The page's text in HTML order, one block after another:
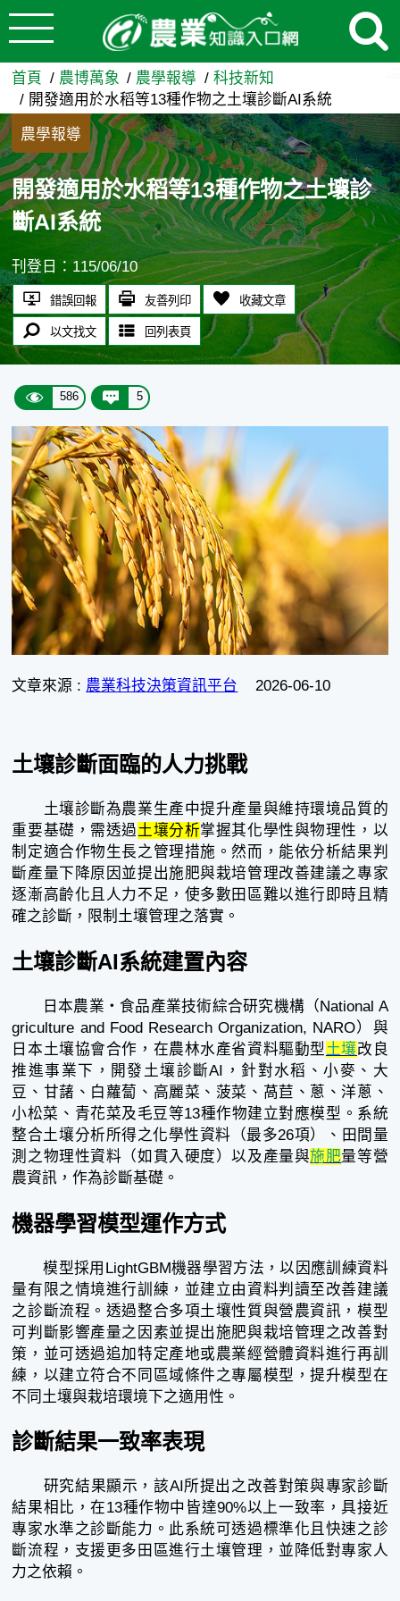
跳到主要內容
開發適用於水稻等13種作物
首頁 農博萬象 農學報導
科技新知
開發適用於水稻等13種作物之土壤診斷AI系統
農學報導
開發適用於水稻等13種作物之土壤診
斷AI系統
刊登日：115/06/10
錯誤回報 友善列印 收藏文章
以文找文 回列表頁
586 5
文章來源 : 農業科技決策資訊平台 2026-06-10
土壤診斷面臨的人力挑戰
土壤診斷為農業生產中提升產量與維持環境品質的
重要基礎，需透過土壤分析掌握其化學性與物理性，以
制定適合作物生長之管理措施。然而，能依分析結果判
斷產量下降原因並提出施肥與栽培管理改善建議之專家
逐漸高齡化且人力不足，使多數田區難以進行即時且精
確之診斷，限制土壤管理之落實。
土壤診斷AI系統建置內容
日本農業・食品產業技術綜合研究機構（National A
griculture and Food Research Organization, NARO）與
日本土壤協會合作，在農林水產省資料驅動型 土壤改良
推進事業下，開發土壤診斷AI，針對水稻、小麥、大
豆、甘藷、白蘿蔔、高麗菜、菠菜、萵苣、蔥、洋蔥、
小松菜、青花菜及毛豆等13種作物建立對應模型。系統
整合土壤分析所得之化學性資料（最多26項）、田間量
測之物理性資料（如貫入硬度）以及產量與施肥量等營
農資訊，作為診斷基礎。
機器學習模型運作方式
模型採用LightGBM機器學習方法，以因應訓練資料
量有限之情境進行訓練，並建立由資料判讀至改善建議
之診斷流程。透過整合多項土壤性質與營農資訊，模型
可判斷影響產量之因素並提出施肥與栽培管理之改善對
策，並可透過追加特定產地或農業經營體資料進行再訓
練，以建立符合不同區域條件之專屬模型，提升模型在
不同土壤與栽培環境下之適用性。
診斷結果一致率表現
研究結果顯示，該AI所提出之改善對策與專家診斷
結果相比，在13種作物中皆達90%以上一致率，具接近
專家水準之診斷能力。此系統可透過標準化且快速之診
斷流程，支援更多田區進行土壤管理，並降低對專家人
力之依賴。